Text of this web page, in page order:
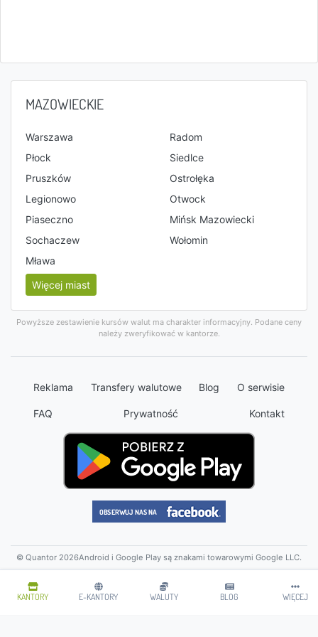
KANTORY E-KANTORY WALUTY BLOG WIĘCEJ
MAZOWIECKIE
Warszawa
Radom
Płock
Siedlce
Pruszków
Ostrołęka
Legionowo
Otwock
Piaseczno
Mińsk Mazowiecki
Sochaczew
Wołomin
Mława
Więcej miast
Powyższe zestawienie kursów walut ma charakter informacyjny. Podane ceny
należy zweryfikować w kantorze.
Reklama Transfery walutowe Blog O serwisie
FAQ Prywatność Kontakt
© Quantor 2026Android i Google Play są znakami towarowymi Google LLC.